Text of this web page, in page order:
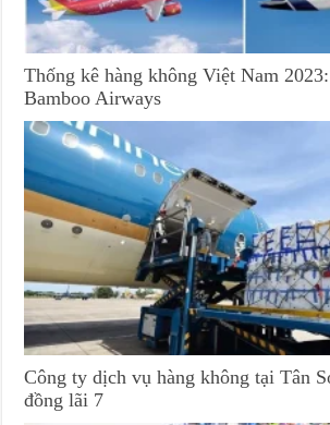
Thống kê hàng không Việt Nam
Bamboo Airways
Công ty dịch vụ hàng không tại Tân
đồng lãi 7